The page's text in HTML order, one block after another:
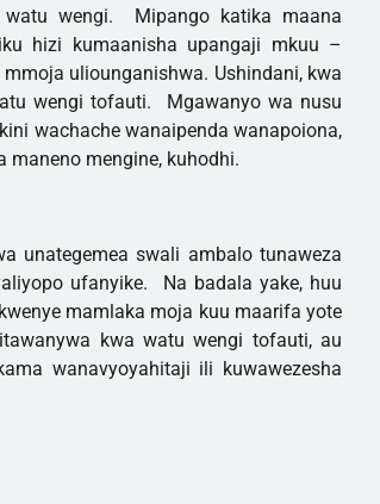
wengi. Mipango katika maana
hizi kumaanisha upangaji mkuu –
uliounganishwa. Ushindani, kwa
wengi tofauti. Mgawanyo wa nusu
wachache wanaipenda wanapoiona,
mengine, kuhodhi.
unategemea swali ambalo tunaweza
ufanyike. Na badala yake, huu
mamlaka moja kuu maarifa yote
kwa watu wengi tofauti, au
wanavyoyahitaji ili kuwawezesha